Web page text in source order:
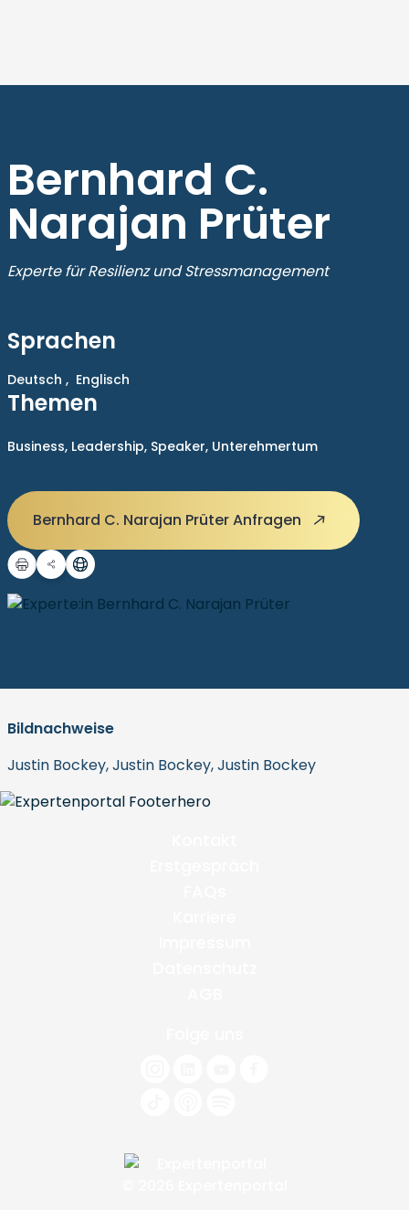
Bernhard C.
Narajan Prüter
Experte für Resilienz und Stressmanagement
Sprachen
Deutsch , Englisch
Themen
Business, Leadership, Speaker, Unterehmertum
Bernhard C. Narajan Prüter Anfragen
Bildnachweise
Justin Bockey, Justin Bockey, Justin Bockey